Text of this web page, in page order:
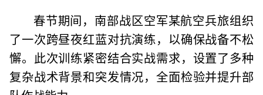
春节期间，南部战区空军某航空兵旅组织
了一次跨昼夜红蓝对抗演练，以确保战备不松
懈。此次训练紧密结合实战需求，设置了多种
复杂战术背景和突发情况，全面检验并提升部